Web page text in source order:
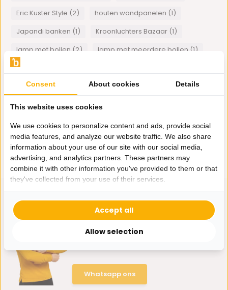
Eric Kuster Style (2)
houten wandpanelen (1)
Japandi banken (1)
Kroonluchters Bazaar (1)
lamp met bollen (2)
lamp met meerdere bollen (1)
lampencollectie (1)
schelpvazen (1)
Smoke hanglamp glas (1)
Velvet Bankstellen (1)
visgraat motief eettafel (1)
Wanddecoratie (1)
1van 1artikelen
Whatsapp ons
Consent About cookies Details
This website uses cookies
We use cookies to personalize content and ads, provide social
media features, and analyze our website traffic. We also share
information about your use of our site with our social media,
advertising, and analytics partners. These partners may
combine it with other information you've provided to them or that
they've collected from your use of their services.
Allow selection
Accept all